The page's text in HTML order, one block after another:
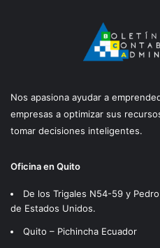
Nos apasiona ayudar a
empresas a optimizar sus
tomar decisiones inteligentes.
Oficina en Quito
De los Trigales N54-59 y
de Estados Unidos.
Quito – Pichincha Ecuador